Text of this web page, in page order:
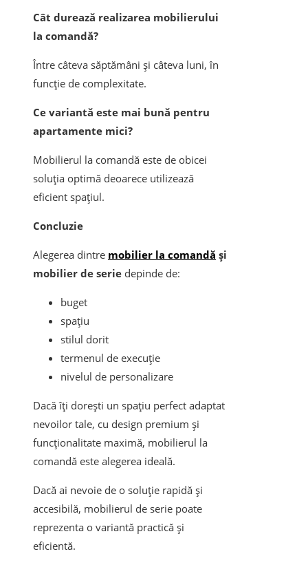
Cât durează realizarea mobilierului
la comandă?
Între câteva săptămâni și câteva luni, în
funcție de complexitate.
Ce variantă este mai bună pentru
apartamente mici?
Mobilierul la comandă este de obicei
soluția optimă deoarece utilizează
eficient spațiul.
Concluzie
Alegerea dintre mobilier la comandă și
mobilier de serie depinde de:
buget
spațiu
stilul dorit
termenul de execuție
nivelul de personalizare
Dacă îți dorești un spațiu perfect adaptat
nevoilor tale, cu design premium și
funcționalitate maximă, mobilierul la
comandă este alegerea ideală.
Dacă ai nevoie de o soluție rapidă și
accesibilă, mobilierul de serie poate
reprezenta o variantă practică și
eficientă.